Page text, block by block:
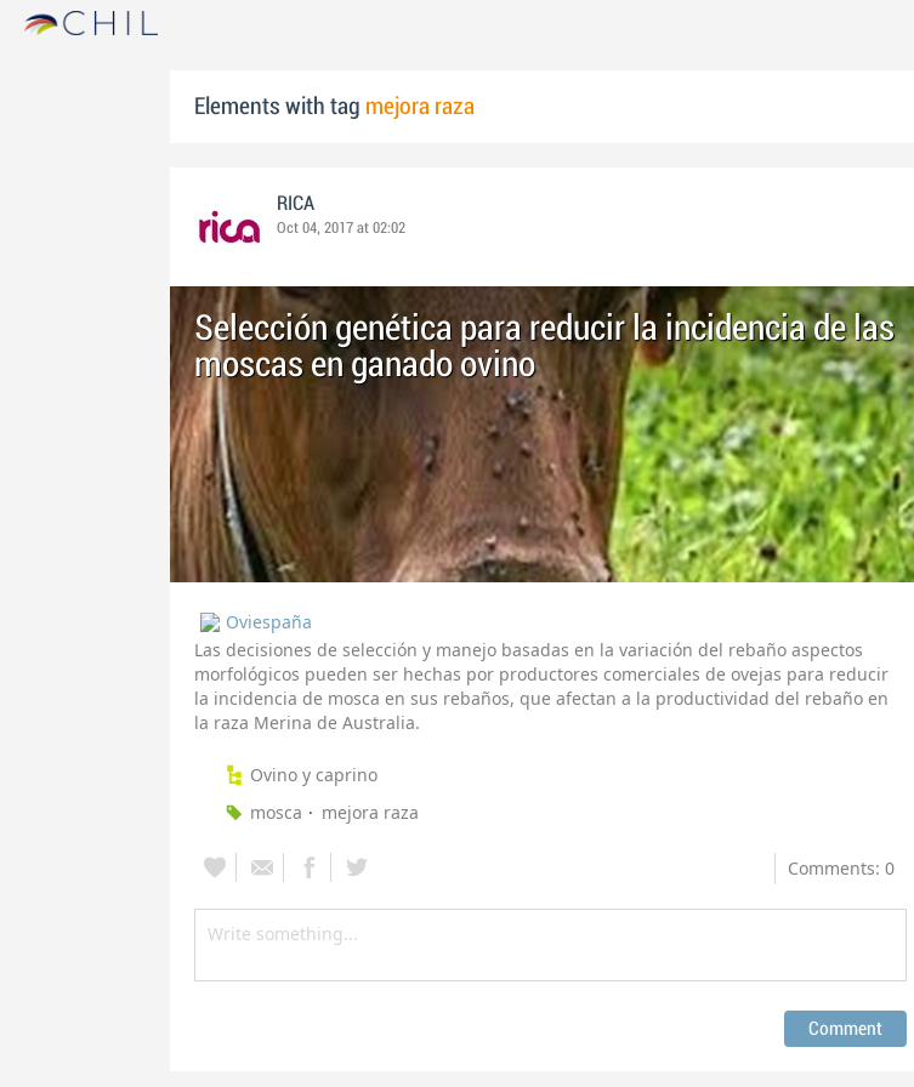
Elements with tag mejora raza
RICA
Oct 04, 2017 at 02:02
Selección genética para reducir la incidencia de las
moscas en ganado ovino
Oviespaña
Las decisiones de selección y manejo basadas en la variación del rebaño aspectos
morfológicos pueden ser hechas por productores comerciales de ovejas para reducir
la incidencia de mosca en sus rebaños, que afectan a la productividad del rebaño en
la raza Merina de Australia.
Ovino y caprino
mosca
mejora raza
Comments: 0